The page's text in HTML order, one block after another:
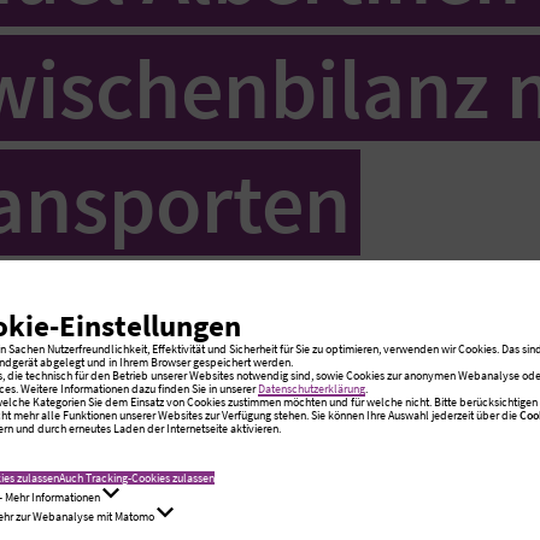
sich sechs Tonnen
Grenze - auch durch Ihre
das Logistikzentrum in
Mai folgt dann die fünfte Tour.
Einstellungen
Sachen Nutzerfreundlichkeit, Effektivität und Sicherheit für Sie zu optimieren, verwenden wir Cookies. Das
abgelegt und in Ihrem Browser gespeichert werden.
die technisch für den Betrieb unserer Websites notwendig sind, sowie Cookies zur anonymen Webanalyse
Weitere Informationen dazu finden Sie in unsererDatenschutzerklärung
Kategorien Sie dem Einsatz von Cookies zustimmen möchten und für welche nicht. Bitte berücksichtigen
mehr alle Funktionen unserer Websites zur Verfügung stehen. Sie können Ihre Auswahl jederzeit über die
und durch erneutes Laden der Internetseite aktivieren.
zulassenAuch Tracking-Cookies zulassen
Mehr Informationen
zur Webanalyse mit Matomo